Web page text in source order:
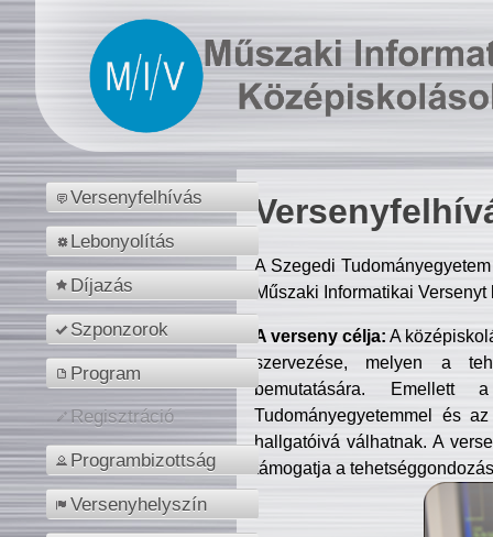
Versenyfelhívás
Lebonyolítás
Díjazás
Szponzorok
Program
Regisztráció
Programbizottság
Versenyhelyszín
A Szegedi
Műszaki Informatikai
A verseny célja: A
szervezése, melyen a
bemutatására. Emellett
Tudományegyetemmel és
hallgatóivá válhatnak. A
támogatja a